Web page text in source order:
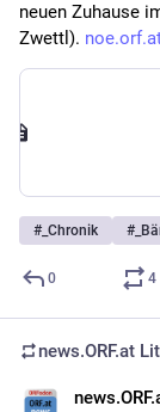
neuen Zuhause
Zwettl).
# _Chronik #
0 4
news.ORF.at